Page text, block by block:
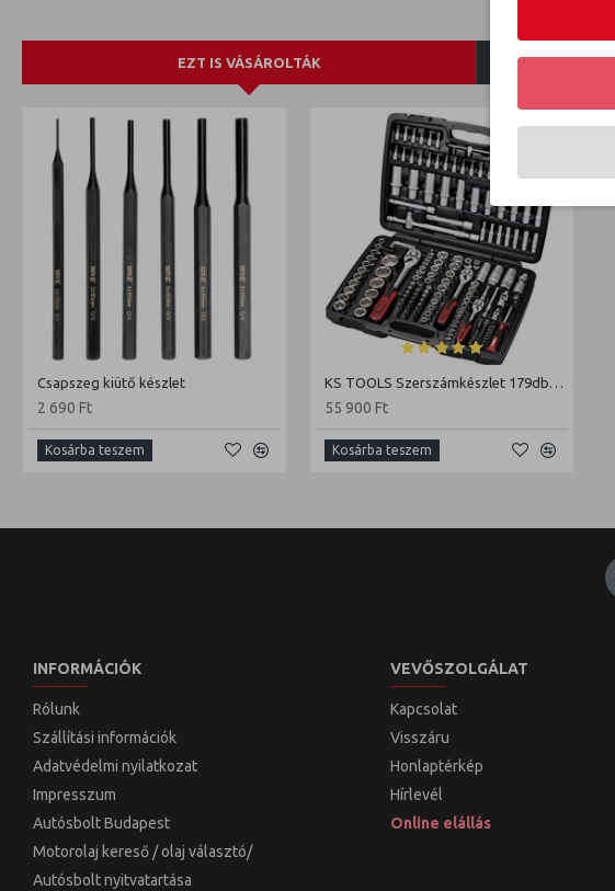
EZT IS VÁSÁROLTÁK
Csapszeg kiütő készlet
2 690 Ft
Kosárba teszem
KS TOOLS Szerszámkészlet 179db-os
55 900 Ft
Kosárba teszem
INFORMÁCIÓK
Rólunk
Szállítási információk
Adatvédelmi nyilatkozat
Impresszum
Autósbolt Budapest
Motorolaj kereső / olaj választó/
Autósbolt nyitvatartása
VEVŐSZOLGÁLAT
Kapcsolat
Visszáru
Honlaptérkép
Hírlevél
Online elállás